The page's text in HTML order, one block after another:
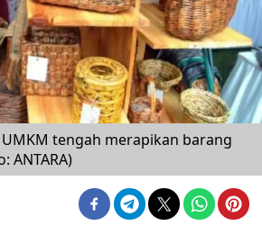
tengah merapikan barang
ANTARA)